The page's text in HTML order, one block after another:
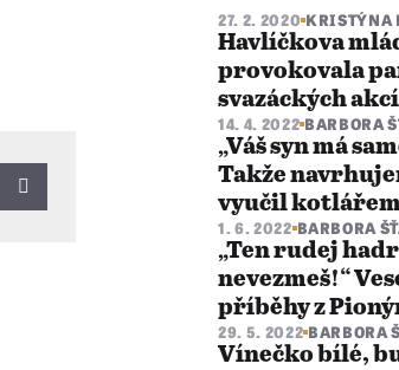
27. 2. 2020 KRISTÝNA
Havlíčkova
provokovala
svazáckých akcí
14. 4. 2022 BARBORA
„Váš syn má
Takže
vyučil
1. 6. 2022 BARBORA
„Ten rudej hadr
nevezmeš!“
příběhy z
29. 5. 2022 BARBORA
Vínečko bílé,